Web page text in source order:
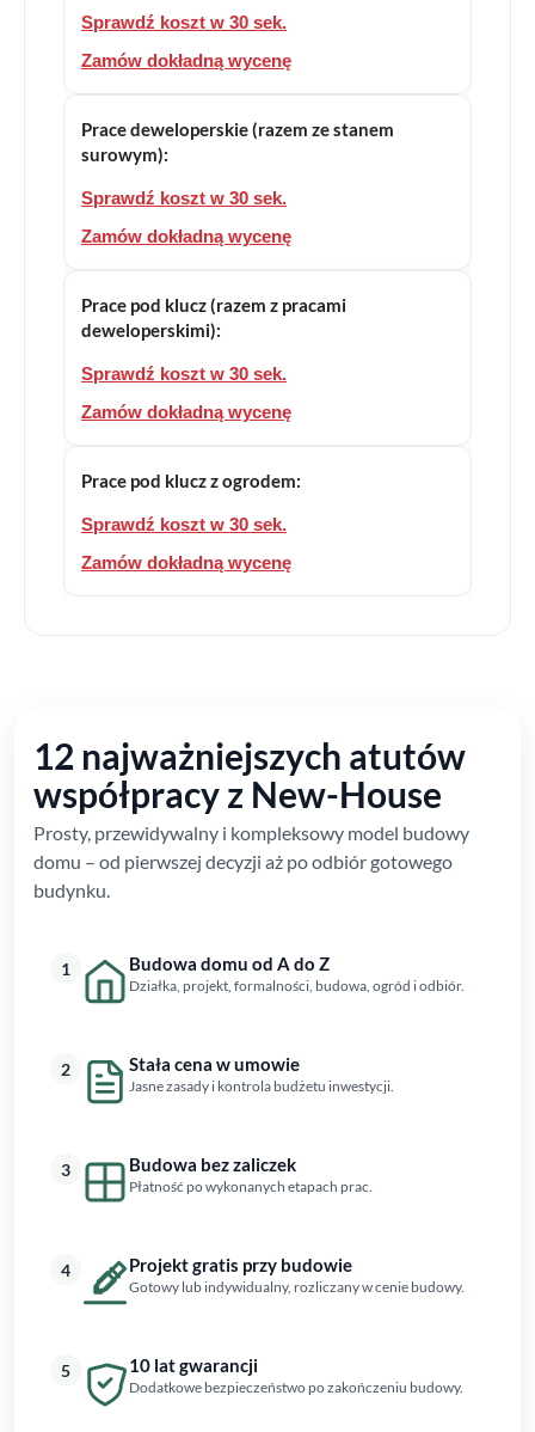
Sprawdź koszt w 30 sek.
Zamów dokładną wycenę
Prace deweloperskie (razem ze stanem
surowym):
Sprawdź koszt w 30 sek.
Zamów dokładną wycenę
Prace pod klucz (razem z pracami
deweloperskimi):
Sprawdź koszt w 30 sek.
Zamów dokładną wycenę
Prace pod klucz z ogrodem:
Sprawdź koszt w 30 sek.
Zamów dokładną wycenę
12 najważniejszych atutów
współpracy z New-House
Prosty, przewidywalny i kompleksowy model budowy
domu – od pierwszej decyzji aż po odbiór gotowego
budynku.
1 Budowa domu od A do Z
Działka, projekt, formalności, budowa, ogród i odbiór.
2 Stała cena w umowie
Jasne zasady i kontrola budżetu inwestycji.
3 Budowa bez zaliczek
Płatność po wykonanych etapach prac.
4 Projekt gratis przy budowie
Gotowy lub indywidualny, rozliczany w cenie budowy.
5 10 lat gwarancji
Dodatkowe bezpieczeństwo po zakończeniu budowy.